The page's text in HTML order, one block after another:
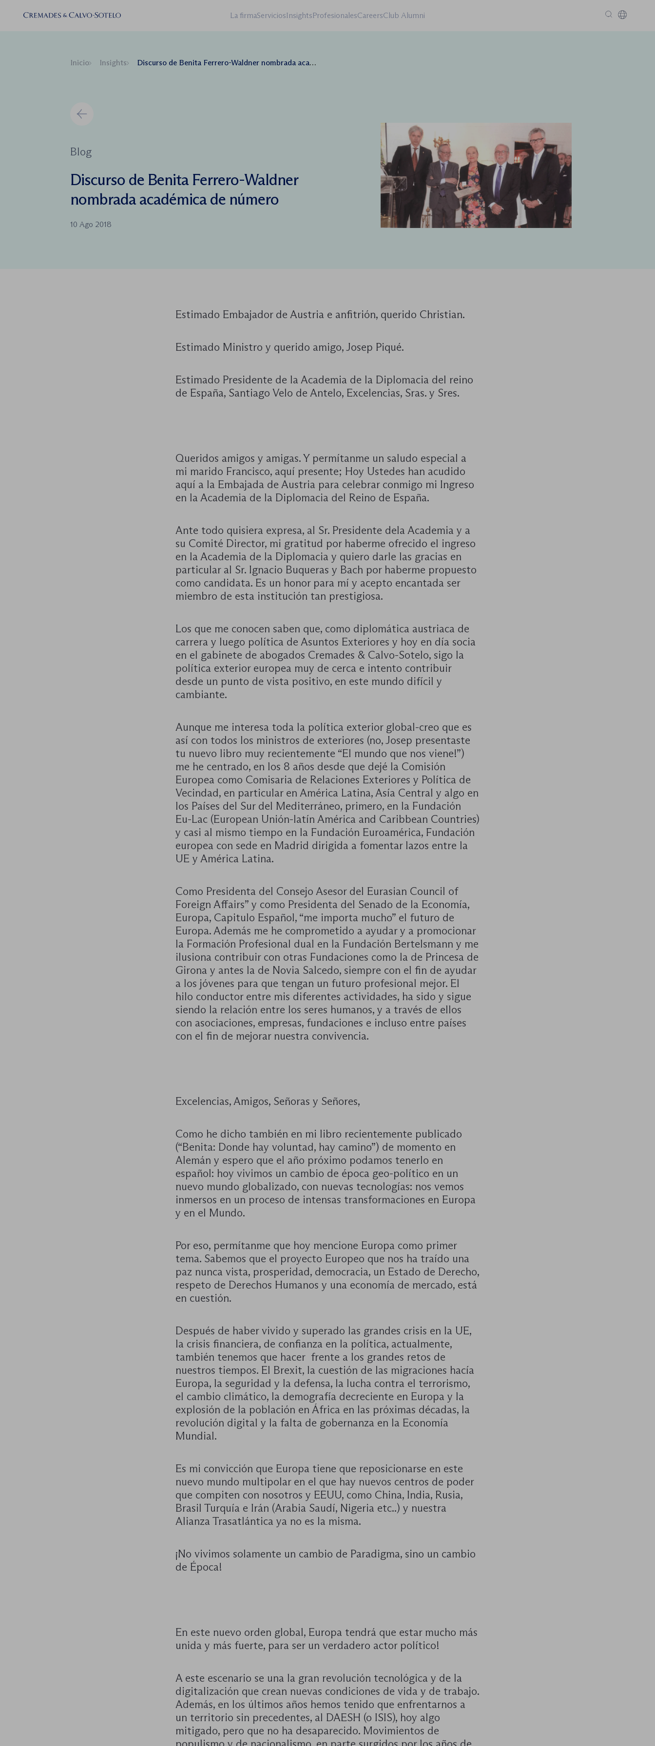
La firmaServiciosInsightsProfesionalesCareersClub Alumni
Inicio Insights Discurso de Benita Ferrero-Waldner nombrada académica de número
Blog
Discurso de Benita Ferrero-Waldner
nombrada académica de número
10 Ago 2018
Estimado Embajador de Austria e anfitrión, querido Christian.
Estimado Ministro y querido amigo, Josep Piqué.
Estimado Presidente de la Academia de la Diplomacia del reino
de España, Santiago Velo de Antelo, Excelencias, Sras. y Sres.
Queridos amigos y amigas. Y permítanme un saludo especial a
mi marido Francisco, aquí presente; Hoy Ustedes han acudido
aquí a la Embajada de Austria para celebrar conmigo mi Ingreso
en la Academia de la Diplomacia del Reino de España.
Ante todo quisiera expresa, al Sr. Presidente dela Academia y a
su Comité Director, mi gratitud por haberme ofrecido el ingreso
en la Academia de la Diplomacia y quiero darle las gracias en
particular al Sr. Ignacio Buqueras y Bach por haberme propuesto
como candidata. Es un honor para mí y acepto encantada ser
miembro de esta institución tan prestigiosa.
Los que me conocen saben que, como diplomática austriaca de
carrera y luego política de Asuntos Exteriores y hoy en día socia
en el gabinete de abogados Cremades & Calvo-Sotelo, sigo la
política exterior europea muy de cerca e intento contribuir
desde un punto de vista positivo, en este mundo difícil y
cambiante.
Aunque me interesa toda la política exterior global-creo que es
así con todos los ministros de exteriores (no, Josep presentaste
tu nuevo libro muy recientemente “El mundo que nos viene!”)
me he centrado, en los 8 años desde que dejé la Comisión
Europea como Comisaria de Relaciones Exteriores y Política de
Vecindad, en particular en América Latina, Asía Central y algo en
los Países del Sur del Mediterráneo, primero, en la Fundación
Eu-Lac (European Unión-latín América and Caribbean Countries)
y casi al mismo tiempo en la Fundación Euroamérica, Fundación
europea con sede en Madrid dirigida a fomentar lazos entre la
UE y América Latina.
Como Presidenta del Consejo Asesor del Eurasian Council of
Foreign Affairs” y como Presidenta del Senado de la Economía,
Europa, Capitulo Español, “me importa mucho” el futuro de
Europa. Además me he comprometido a ayudar y a promocionar
la Formación Profesional dual en la Fundación Bertelsmann y me
ilusiona contribuir con otras Fundaciones como la de Princesa de
Girona y antes la de Novia Salcedo, siempre con el fin de ayudar
a los jóvenes para que tengan un futuro profesional mejor. El
hilo conductor entre mis diferentes actividades, ha sido y sigue
siendo la relación entre los seres humanos, y a través de ellos
con asociaciones, empresas, fundaciones e incluso entre países
con el fin de mejorar nuestra convivencia.
Excelencias, Amigos, Señoras y Señores,
Como he dicho también en mi libro recientemente publicado
(“Benita: Donde hay voluntad, hay camino”) de momento en
Alemán y espero que el año próximo podamos tenerlo en
español: hoy vivimos un cambio de época geo-político en un
nuevo mundo globalizado, con nuevas tecnologías: nos vemos
inmersos en un proceso de intensas transformaciones en Europa
y en el Mundo.
Por eso, permítanme que hoy mencione Europa como primer
tema. Sabemos que el proyecto Europeo que nos ha traído una
paz nunca vista, prosperidad, democracia, un Estado de Derecho,
respeto de Derechos Humanos y una economía de mercado, está
en cuestión.
Después de haber vivido y superado las grandes crisis en la UE,
la crisis financiera, de confianza en la política, actualmente,
también tenemos que hacer frente a los grandes retos de
nuestros tiempos. El Brexit, la cuestión de las migraciones hacía
Europa, la seguridad y la defensa, la lucha contra el terrorismo,
el cambio climático, la demografía decreciente en Europa y la
explosión de la población en África en las próximas décadas, la
revolución digital y la falta de gobernanza en la Economía
Mundial.
Es mi convicción que Europa tiene que reposicionarse en este
nuevo mundo multipolar en el que hay nuevos centros de poder
que compiten con nosotros y EEUU, como China, India, Rusia,
Brasil Turquía e Irán (Arabia Saudí, Nigeria etc..) y nuestra
Alianza Trasatlántica ya no es la misma.
¡No vivimos solamente un cambio de Paradigma, sino un cambio
de Época!
En este nuevo orden global, Europa tendrá que estar mucho más
unida y más fuerte, para ser un verdadero actor político!
A este escenario se una la gran revolución tecnológica y de la
digitalización que crean nuevas condiciones de vida y de trabajo.
Además, en los últimos años hemos tenido que enfrentarnos a
un territorio sin precedentes, al DAESH (o ISIS), hoy algo
mitigado, pero que no ha desaparecido. Movimientos de